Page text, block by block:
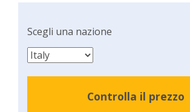
Scegli una nazione
Controlla il prezzo